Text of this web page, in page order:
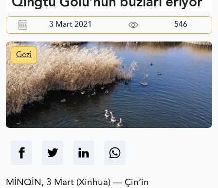
Qingtu Gölü’nün buzları eriyor
3 Mart 2021 546
Gezi
MİNQİN, 3 Mart (Xinhua) — Çin’in